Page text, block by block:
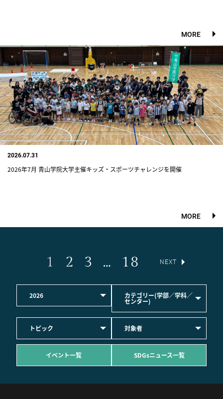
MORE
2026.07.31
2026年7月 青山学院大学主催キッズ・スポーツチャレンジを開催
MORE
1 2 3 … 18 NEXT
2026 カテゴリー(学部／学科／
センター)
トピック 対象者
イベント一覧 SDGsニュース一覧